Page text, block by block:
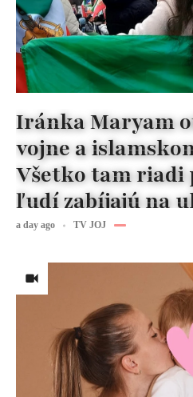
Iránka Maryam
vojne a
Všetko tam riadi
ľudí zabíjajú na
a day ago TV JOJ